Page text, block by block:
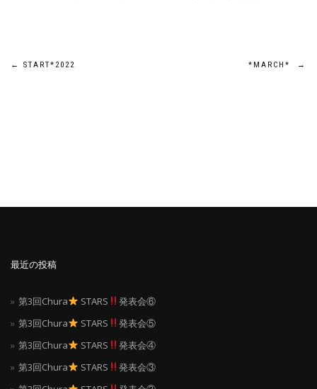
投
ン
← START*2022 *MARCH* →
最近の投稿
第3回Chura STARS
発表会⑥
第3回Chura
STARS
発表会⑤
第3回Chura
STARS
発表会④
第3回Chura
STARS
発表会③